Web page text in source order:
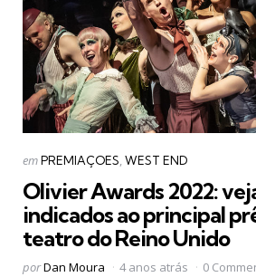
Categorias
Postado
emPREMIAÇOES WEST END
Olivier Awards 2022:
indicados ao principal
teatro do Reino Unido
Postado
porDan Moura 4 anos atrás 0